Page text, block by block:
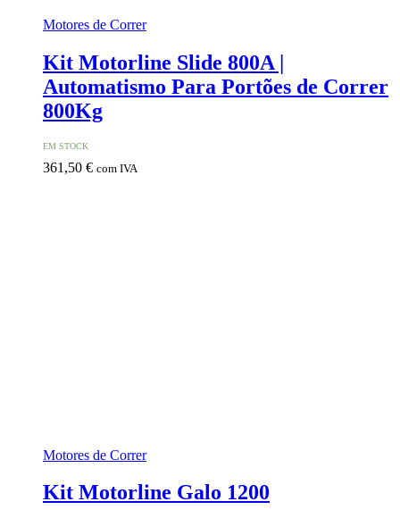
Motores de Correr
Kit Motorline Slide 800A |
Automatismo Para Portões de Correr
800Kg
EM STOCK
361,50 € com IVA
Motores de Correr
Kit Motorline Galo 1200